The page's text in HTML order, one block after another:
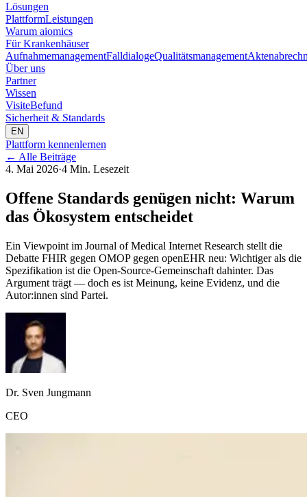
Lösungen
PlattformLeistungen
Warum aiomics
Für Krankenhäuser
AufnahmemanagementFalldialogeQualitätsmanagement
Über uns
Partner
Wissen
VisiteBefund
Sicherheit & Standards
EN
Plattform kennenlernen
← Alle Beiträge
4. Mai 2026·4 Min. Lesezeit
Offene Standards genügen nicht: Warum
das Ökosystem entscheidet
Ein Viewpoint im Journal of Medical Internet Research stellt die
Debatte FHIR gegen OMOP gegen openEHR neu: Wichtiger als die
Spezifikation ist die Open-Source-Gemeinschaft dahinter. Das
Argument trägt — doch es ist Meinung, keine Evidenz, und die
Autor:innen sind Partei.
Dr. Sven Jungmann
CEO